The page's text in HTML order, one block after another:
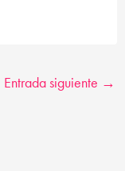
Entrada siguiente →